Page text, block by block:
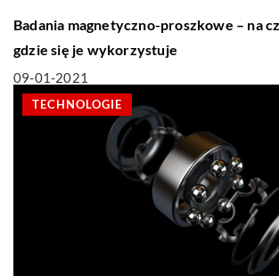
Badania magnetyczno-proszkowe – na
gdzie się je wykorzystuje
09-01-2021
TECHNOLOGIE